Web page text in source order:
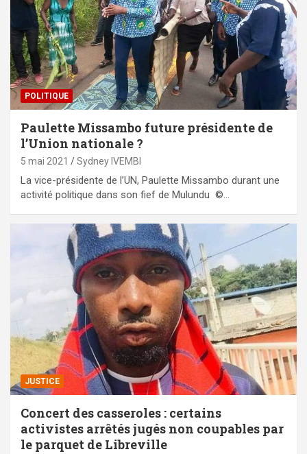
POLITIQUE
Paulette Missambo future présidente de
l’Union nationale ?
5 mai 2021 Sydney IVEMBI
La vice-présidente de l’UN, Paulette Missambo durant une
activité politique dans son fief de Mulundu ©…
JUSTICE
Concert des casseroles : certains
activistes arrêtés jugés non coupables par
le parquet de Libreville